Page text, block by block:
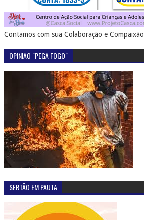
Contamos com sua Colaboração e Compaixão
OPINIÃO "PEGA FOGO"
SERTÃO EM PAUTA